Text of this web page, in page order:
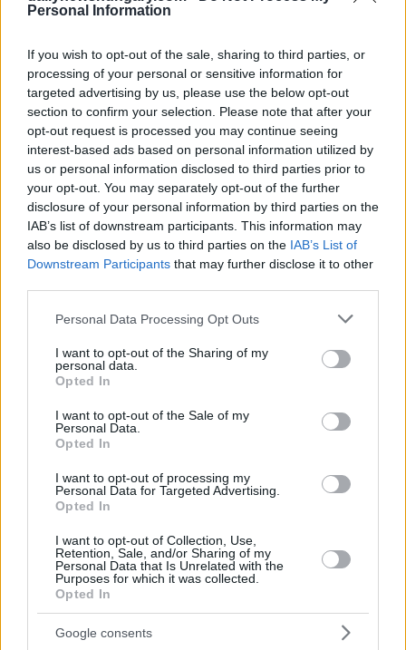
Personal Information
If you wish to opt-out of the sale, sharing to third parties, or
processing of your personal or sensitive information for
targeted advertising by us, please use the below opt-out
section to confirm your selection. Please note that after your
opt-out request is processed you may continue seeing
interest-based ads based on personal information utilized by
us or personal information disclosed to third parties prior to
your opt-out. You may separately opt-out of the further
disclosure of your personal information by third parties on the
IAB’s list of downstream participants. This information may
also be disclosed by us to third parties on the IAB’s List of
Downstream Participants that may further disclose it to other
Please note that this website/app uses one or more Google
not limited to your visit or usage behaviour. You may click to
grant or deny consent to Google and its third-party tags to
use your data for below specified purposes in below Google
consent section.
Personal Data Processing Opt Outs
I want to opt-out of the Sharing of my
personal data.
Opted In
I want to opt-out of the Sale of my
Personal Data.
Opted In
I want to opt-out of processing my
Personal Data for Targeted Advertising.
Opted In
I want to opt-out of Collection, Use,
Retention, Sale, and/or Sharing of my
Personal Data that Is Unrelated with the
Purposes for which it was collected.
Opted In
Google consents
Grenzen des Wahlbezirks liegen muss, den es bedient,
berichtetTelex.
Zehntausende füllen den Budapester Heldenplatz für das
siebenstündige Anti-Orbán-Konzert “System-Breaking”.
Wie konnte das passieren?
Die ungewöhnliche, aber irgendwie völlig legale Situation
entstand nach einer Neuziehung der Wahlbezirke Ende 2024,
als Ungarns Regierungsmehrheit eine neue Wahlkreiskarte
verabschiedete.
Diese Neuordnung veränderte die Zusammensetzung des
Budapester Wahlkreises Nr. 1, indem neue Gebiete
hinzugefügt und andere entfernt wurden. Auch wenn diese
rechtliche Rahmenbedingungen und die Neueinteilung der
Ähnliche Mikro-Wahlbezirke gibt es auch anderswo: In
Dixville Notch, einer kleinen Gemeinde in den Vereinigten
Staaten, gaben am Wahltag kurz nach Mitternacht gerade
ersten Ergebnissen führte.
Abgebildetes Bild:depositphotos.com
budapest # category politics #election
hungarian government # Hungary #Strange
Leave a Reply
Your email address will not be published. Required fields are marked*